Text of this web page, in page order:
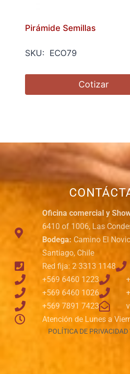
Pirámide Semillas
SKU: ECO79
Cotizar
Oficina comercial y
6410 of 1006, Las
Bodega: Camino El
Santiago, Chile
Red fija: 2 3313 1148
+569 6460 1223
+569 6460 1026
+569 7891 7423
Atención de Lunes a
POLÍTICA DE